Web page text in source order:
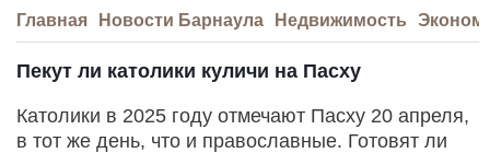
Главная Новости Барнаула Недвижимость
Пекут ли католики куличи на Пасху
Католики в 2025 году отмечают Пасху 20 апреля,
в тот же день, что и православные. Готовят ли